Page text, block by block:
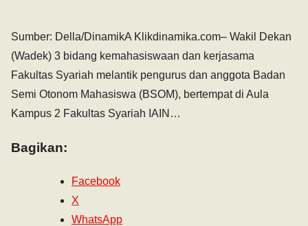
Sumber: Della/DinamikA Klikdinamika.com– Wakil Dekan
(Wadek) 3 bidang kemahasiswaan dan kerjasama
Fakultas Syariah melantik pengurus dan anggota Badan
Semi Otonom Mahasiswa (BSOM), bertempat di Aula
Kampus 2 Fakultas Syariah IAIN…
Bagikan:
Facebook
X
WhatsApp